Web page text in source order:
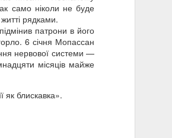
само ніколи не буде
рядками.
патрони в його
6 січня Мопассан
нервової системи —
місяців майже
як блискавка».
🍟